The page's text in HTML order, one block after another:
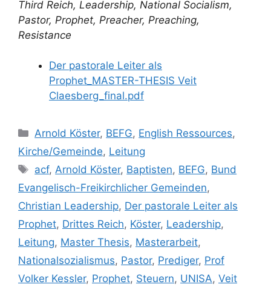
Third Reich, Leadership, National Socialism,
Pastor, Prophet, Preacher, Preaching,
Resistance
Der pastorale Leiter als
Prophet_MASTER-THESIS Veit
Claesberg_final.pdf
Kategorien
Arnold Köster, BEFG, English Ressources,
Kirche/Gemeinde, Leitung
Schlagwörter
acf,Arnold Köster, Baptisten, BEFG, Bund
Evangelisch-Freikirchlicher Gemeinden,
Christian Leadership, Der pastorale Leiter als
Prophet, Drittes Reich, Köster, Leadership,
Leitung, Master Thesis, Masterarbeit,
Nationalsozialismus, Pastor, Prediger, Prof
Volker Kessler, Prophet, Steuern, UNISA, Veit